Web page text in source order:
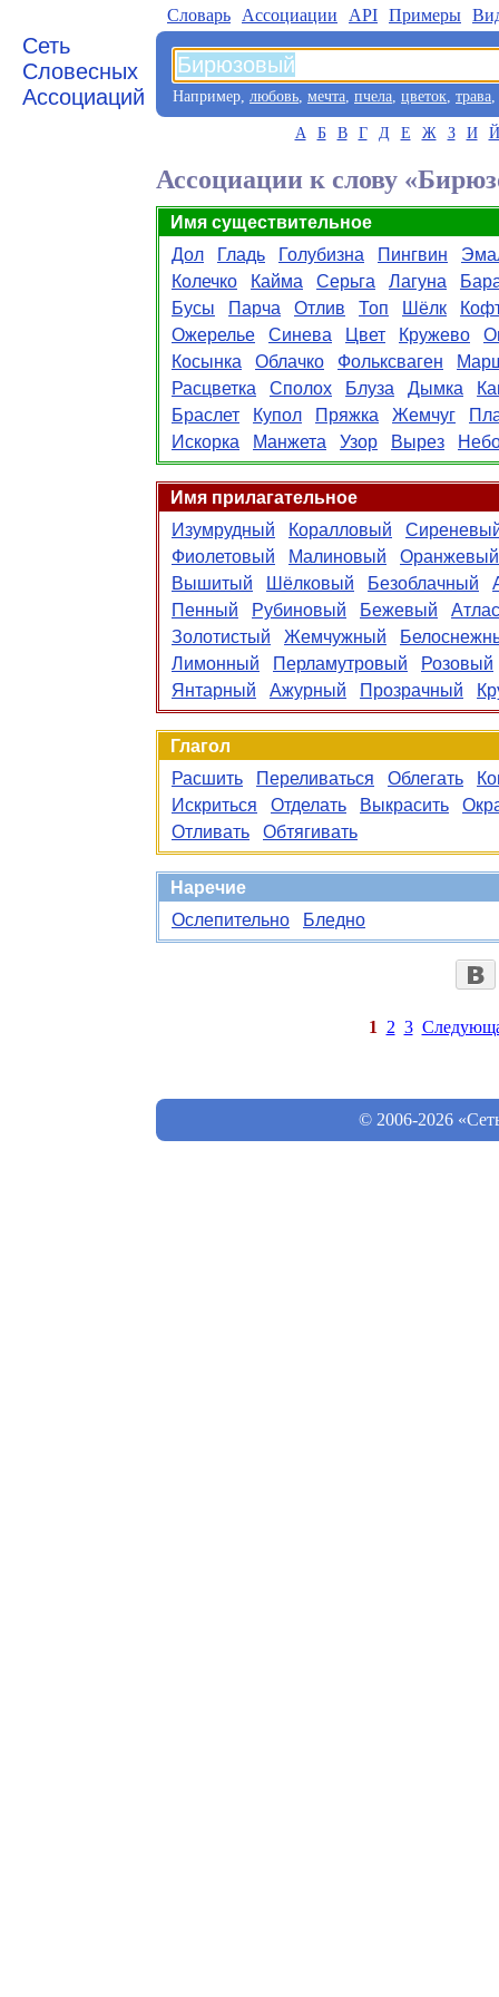
Сеть
Словесных
Ассоциаций
Словарь Aссоциации API Примеры
Например, любовь, мечта, пчела, цветок, трава,
А Б В Г Д Е Ж З И Й
Ассоциации к слову
Имя существительное
Дол
Гладь Голубизна Пингвин
Колечко
Кайма Серьга Лагуна
Бусы
Парча Отлив Топ Шёлк
Ожерелье
Синева Цвет Кружево
Косынка
Облачко Фольксваген
Расцветка
Сполох Блуза Дымка
Браслет
Купол Пряжка Жемчуг
Искорка
Манжета Узор Вырез
Имя прилагательное
Изумрудный
Коралловый
Фиолетовый
Малиновый
Оранжевый
Вышитый
Шёлковый Безоблачный
Пенный
Рубиновый Бежевый
Золотистый
Жемчужный
Лимонный
Перламутровый
Розовый
Янтарный
Ажурный Прозрачный
Глагол
Расшить
Переливаться Облегать
Искриться
Отделать Выкрасить
Отливать
Обтягивать
Наречие
Ослепительно
Бледно
1 2 3
© 2006-2026